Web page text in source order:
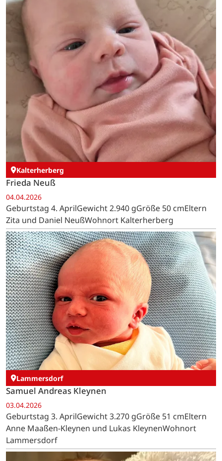
Kalterherberg
Frieda Neuß
04.04.2026
Geburtstag 4. AprilGewicht 2.940 gGröße 50 cmEltern
Zita und Daniel NeußWohnort Kalterherberg
Lammersdorf
Samuel Andreas Kleynen
03.04.2026
Geburtstag 3. AprilGewicht 3.270 gGröße 51 cmEltern
Anne Maaßen-Kleynen und Lukas KleynenWohnort
Lammersdorf